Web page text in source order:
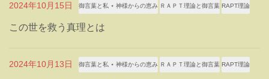
2024年10月15日 御言葉と私 ⋆ 神様からの恵み ＲＡＰＴ理論と御言葉 RAPT理論
この世を救う真理とは
2024年10月13日 御言葉と私 ⋆ 神様からの恵み ＲＡＰＴ理論と御言葉 RAPT理論